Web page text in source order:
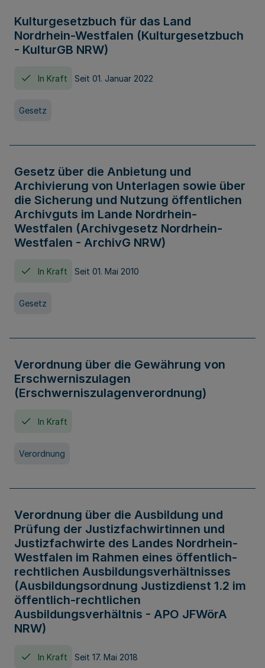
Kulturgesetzbuch für das Land
Nordrhein-Westfalen (Kulturgesetzbuch
- KulturGB NRW)
In Kraft Seit 01. Januar 2022
Gesetz
Gesetz über die Anbietung und
Archivierung von Unterlagen sowie über
die Sicherung und Nutzung öffentlichen
Archivguts im Lande Nordrhein-
Westfalen (Archivgesetz Nordrhein-
Westfalen - ArchivG NRW)
In Kraft Seit 01. Mai 2010
Gesetz
Verordnung über die Gewährung von
Erschwerniszulagen
(Erschwerniszulagenverordnung)
In Kraft
Verordnung
Verordnung über die Ausbildung und
Prüfung der Justizfachwirtinnen und
Justizfachwirte des Landes Nordrhein-
Westfalen im Rahmen eines öffentlich-
rechtlichen Ausbildungsverhältnisses
(Ausbildungsordnung Justizdienst 1.2 im
öffentlich-rechtlichen
Ausbildungsverhältnis - APO JFWörA
NRW)
In Kraft Seit 17. Mai 2018